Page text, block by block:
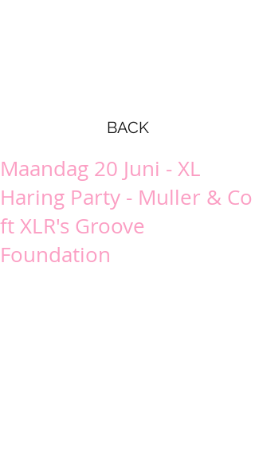
BACK
Maandag 20 Juni - XL
Haring Party - Muller & Co
ft XLR's Groove
Foundation